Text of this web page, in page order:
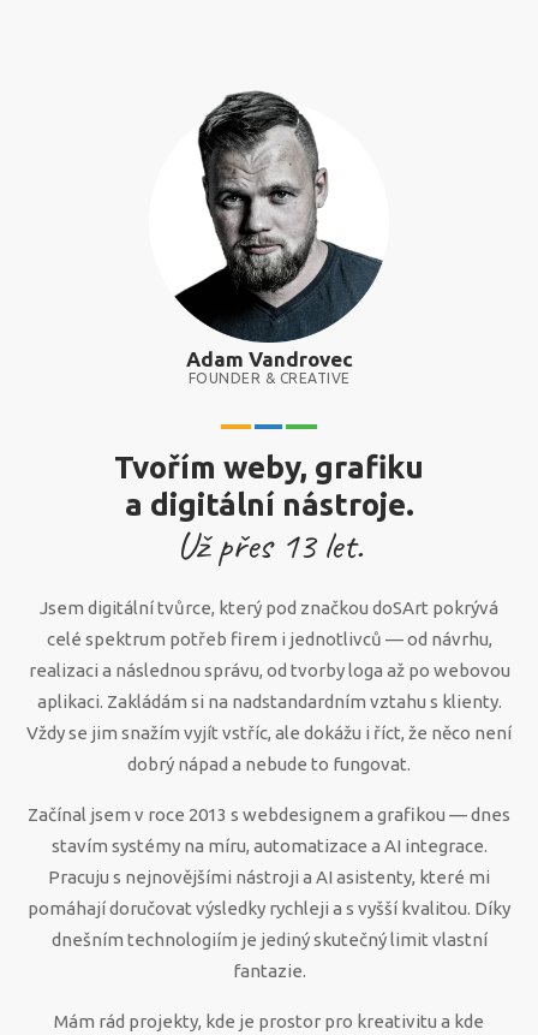
Adam Vandrovec
FOUNDER & CREATIVE
Tvořím weby, grafiku
a digitální nástroje.
Už přes 13let.
Jsem digitální tvůrce, který pod značkou doSArt pokrývá
celé spektrum potřeb firem i jednotlivců — od návrhu,
realizaci a následnou správu, od tvorby loga až po webovou
aplikaci. Zakládám si na nadstandardním vztahu s klienty.
Vždy se jim snažím vyjít vstříc, ale dokážu i říct, že něco není
dobrý nápad a nebude to fungovat.
Začínal jsem v roce 2013 s webdesignem a grafikou — dnes
stavím systémy na míru, automatizace a AI integrace.
Pracuju s nejnovějšími nástroji a AI asistenty, které mi
pomáhají doručovat výsledky rychleji a s vyšší kvalitou. Díky
dnešním technologiím je jediný skutečný limit vlastní
fantazie.
Mám rád projekty, kde je prostor pro kreativitu a kde